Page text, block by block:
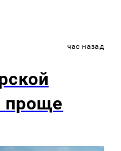
час назад
проще